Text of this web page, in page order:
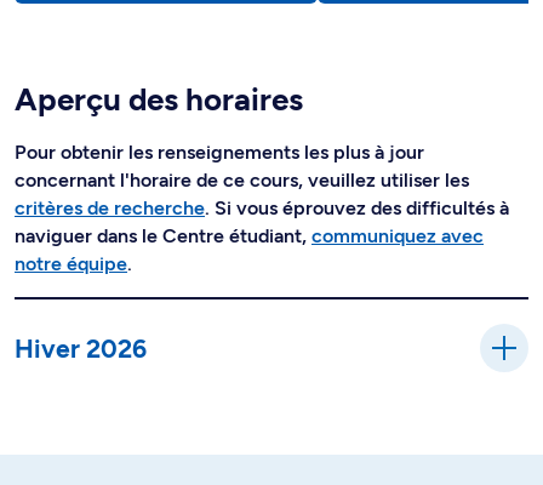
Aperçu des horaires
Pour obtenir les renseignements les plus à jour
concernant l'horaire de ce cours, veuillez utiliser les
critères de recherche. Si vous éprouvez des difficultés à
naviguer dans le Centre étudiant, communiquez avec
notre équipe.
Hiver 2026